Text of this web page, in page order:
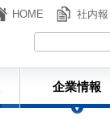
HOME 社内報
企業情報